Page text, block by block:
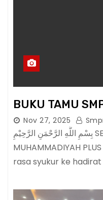
BUKU TAMU
Nov 27, 2025
بِسْمِ اللَّهِ الرَّحْمَنِ الرَّحِيْمِ SELAMAT DATANG DISMP
MUHAMMADIYAH
rasa syukur ke